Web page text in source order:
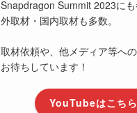
Snapdragon Summit 2023に
外取材・国内取材も多数。
取材依頼や、他メディア等へ
お待ちしています！
YouTubeはこちら